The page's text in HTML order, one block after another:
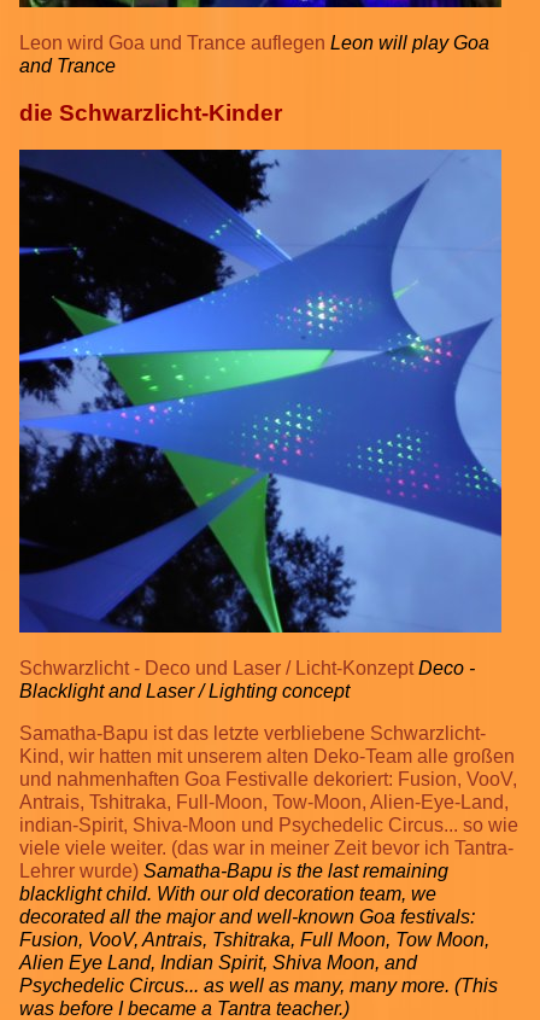
Leon wird Goa und Trance auflegen Leon will play Goa
and Trance
die Schwarzlicht-Kinder
Schwarzlicht - Deco und Laser / Licht-Konzept Deco -
Blacklight and Laser / Lighting concept
Samatha-Bapu ist das letzte verbliebene Schwarzlicht-
Kind, wir hatten mit unserem alten Deko-Team alle großen
und nahmenhaften Goa Festivalle dekoriert: Fusion, VooV,
Antrais, Tshitraka, Full-Moon, Tow-Moon, Alien-Eye-Land,
indian-Spirit, Shiva-Moon und Psychedelic Circus... so wie
viele viele weiter. (das war in meiner Zeit bevor ich Tantra-
Lehrer wurde) Samatha-Bapu is the last remaining
blacklight child. With our old decoration team, we
decorated all the major and well-known Goa festivals:
Fusion, VooV, Antrais, Tshitraka, Full Moon, Tow Moon,
Alien Eye Land, Indian Spirit, Shiva Moon, and
Psychedelic Circus... as well as many, many more. (This
was before I became a Tantra teacher.)